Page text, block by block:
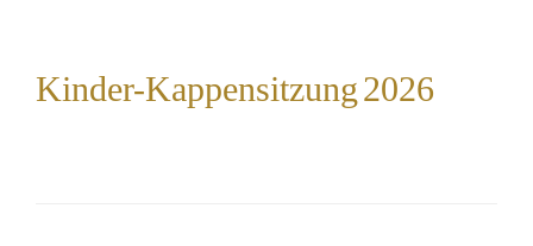
Kinder-Kappensitzung 2026